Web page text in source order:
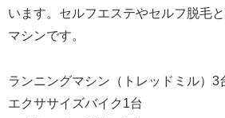
います。セルフエステやセルフ脱毛
マシンです。
ランニングマシン（トレッドミル）3
エクササイズバイク1台